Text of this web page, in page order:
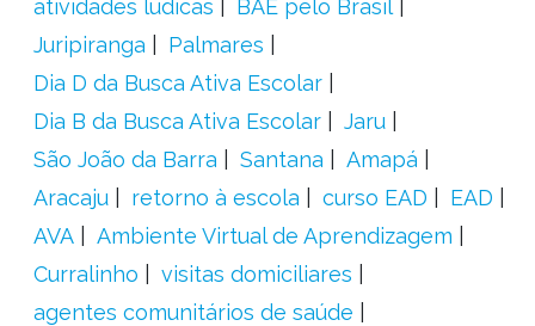
atividades lúdicas
BAE pelo Brasil
Juripiranga
Palmares
Dia D da Busca Ativa Escolar
Dia B da Busca Ativa Escolar
Jaru
São João da Barra
Santana
Amapá
Aracaju
retorno à escola curso EAD
EAD
AVA
Ambiente Virtual de Aprendizagem
Curralinho
visitas domiciliares
agentes comunitários de saúde